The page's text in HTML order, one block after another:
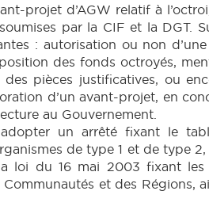
projet d’AGW relatif à
par la CIF et la DGT.
: autorisation ou non
des fonds octroyés,
pièces justificatives, ou
d’un avant-projet, en
au Gouvernement.
un arrêté fixant le
de type 1 et de type 2,
loi du 16 mai 2003 fixant les
et des Régions,